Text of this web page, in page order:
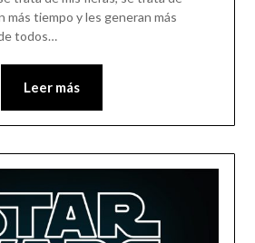
más tiempo y les generan más
todos…
Leer más